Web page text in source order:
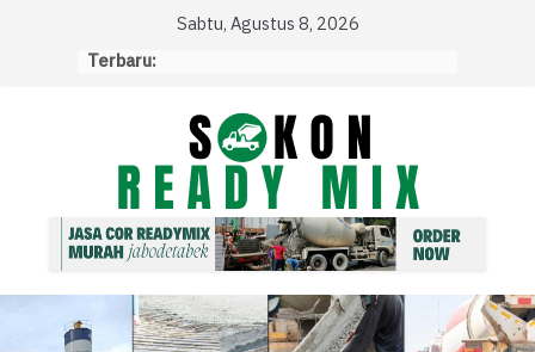
Sabtu, Agustus 8, 2026
Terbaru: